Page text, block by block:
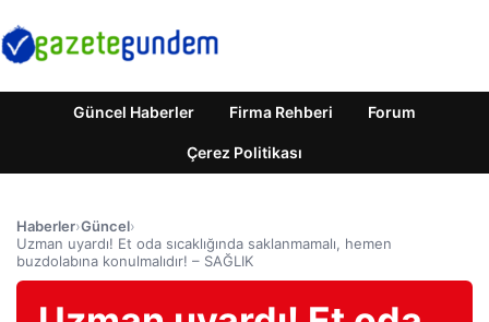
Güncel Haberler Firma Rehberi Forum
Çerez Politikası
Haberler›Güncel›
Uzman uyardı! Et oda sıcaklığında saklanmamalı, hemen
buzdolabına konulmalıdır! – SAĞLIK